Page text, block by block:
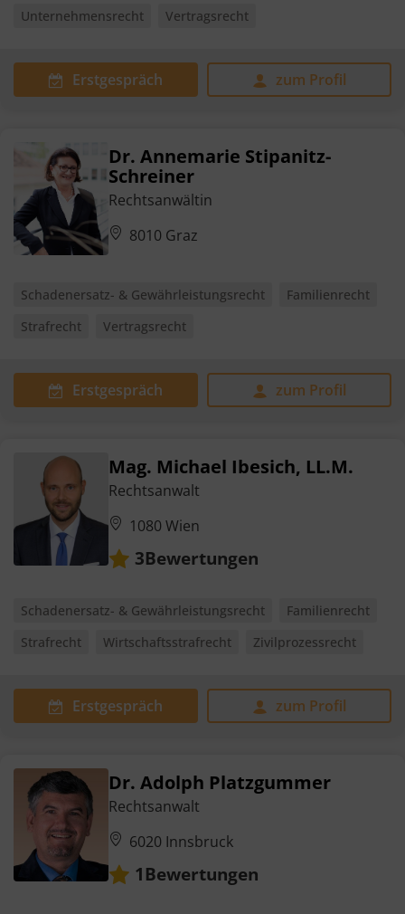
Unternehmensrecht
Vertragsrecht
Erstgespräch zum Profil
Dr. Annemarie Stipanitz-
Schreiner
Rechtsanwältin
8010 Graz
Schadenersatz- & Gewährleistungsrecht
Familienrecht
Strafrecht
Vertragsrecht
Erstgespräch zum Profil
Mag. Michael Ibesich, LL.M.
Rechtsanwalt
1080 Wien
3Bewertungen
Schadenersatz- & Gewährleistungsrecht
Familienrecht
Strafrecht
Wirtschaftsstrafrecht Zivilprozessrecht
Erstgespräch zum Profil
Dr. Adolph Platzgummer
Rechtsanwalt
6020 Innsbruck
1Bewertungen